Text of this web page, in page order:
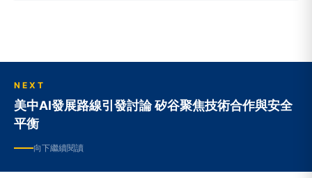
NEXT
美中AI發展路線引發討論 矽谷聚焦技術合作與安全
平衡
向下繼續閱讀